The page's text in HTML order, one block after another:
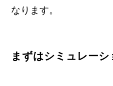
なります。
まずはシミュレー